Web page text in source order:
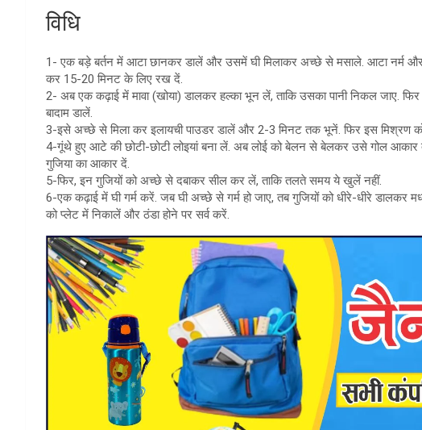
विधि
1- एक बड़े बर्तन में आटा छानकर डालें और उसमें घी मिलाकर अच्छे से मसाले. आटा नर्म
कर 15-20 मिनट के लिए रख दें.
2- अब एक कढ़ाई में मावा (खोया) डालकर हल्का भून लें, ताकि उसका पानी निकल जाए.
बादाम डालें.
3-इसे अच्छे से मिला कर इलायची पाउडर डालें और 2-3 मिनट तक भूनें. फिर इस मिश्रण
4-गूंथे हुए आटे की छोटी-छोटी लोइयां बना लें. अब लोई को बेलन से बेलकर उसे गोल आकार
गुजिया का आकार दें.
5-फिर, इन गुजियों को अच्छे से दबाकर सील कर लें, ताकि तलते समय ये खुलें नहीं.
6-एक कढ़ाई में घी गर्म करें. जब घी अच्छे से गर्म हो जाए, तब गुजियों को धीरे-धीरे
को प्लेट में निकालें और ठंडा होने पर सर्व करें.